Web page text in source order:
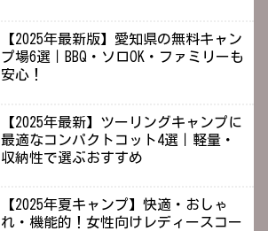
【2025年最新版】愛知県の無料キャン
プ場6選｜BBQ・ソロOK・ファミリーも
安心！
【2025年最新】ツーリングキャンプに
最適なコンパクトコット4選｜軽量・
収納性で選ぶおすすめ
【2025年夏キャンプ】快適・おしゃ
れ・機能的！女性向けレディースコー